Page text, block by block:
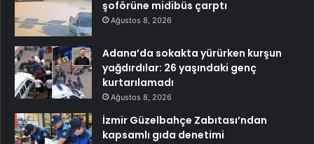
şoförüne midibüs çarptı
Ağustos 8, 2026
Adana’da sokakta yürürken kurşun
yağdırdılar: 26 yaşındaki genç
kurtarılamadı
Ağustos 8, 2026
İzmir Güzelbahçe Zabıtası’ndan
kapsamlı gıda denetimi